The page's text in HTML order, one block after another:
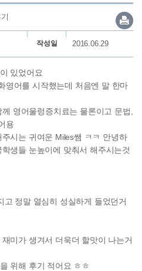
작성일 2016.06.29
있었어요
영어를 시작했는데 처음엔 말 한마
영어울렁증치료는 물론이고 문법,
용
시는 귀여운 Miles쌤 ㅋㅋ 안녕하
생들 눈높이에 맞춰서 해주시는것
정말 열심히 성실하게 들었던거
미가 생겨서 더욱더 할맛이 나는거
위해 후기 적어요 ㅎㅎ